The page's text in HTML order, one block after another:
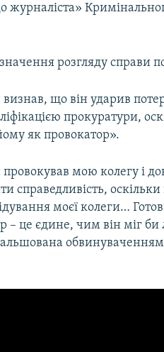
журналіста»
розгляду справи
що він ударив
прокуратури,
як провокатор».
мою колегу і
справедливість, оскільки
моєї колеги…
– це єдине, чим він міг би